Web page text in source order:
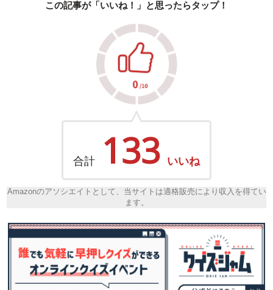
この記事が「いいね！」と思ったらタップ！
合計 133 いいね
Amazonのアソシエイトとして、当サイトは適格販売により収入を得てい
ます。